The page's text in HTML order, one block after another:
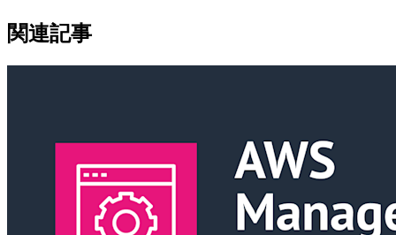
関連記事